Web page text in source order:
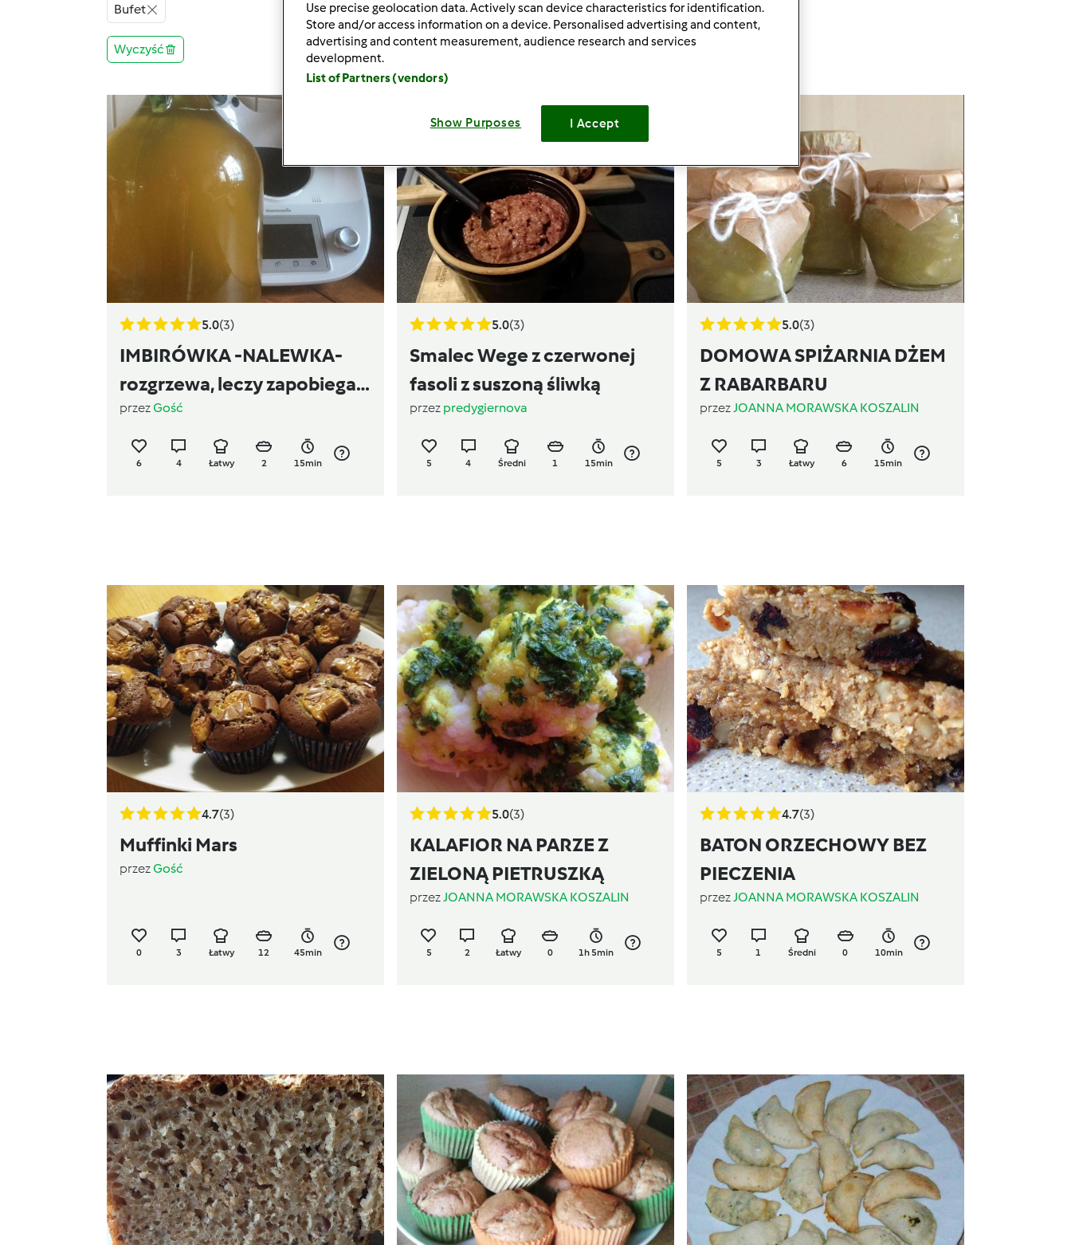
Bufet
Wyczyść
5.0(3)
IMBIRÓWKA -NALEWKA-
rozgrzewa, leczy zapobiega
przeziębieniom
przezGość
6 4 Łatwy 2 15min
5.0(3)
Smalec Wege z czerwonej
fasoli z suszoną śliwką
przez predygiernova
5 4 Średni 1 15min
5.0(3)
DOMOWA SPIŻARNIA DŻEM
Z RABARBARU
przezJOANNA MORAWSKA KOSZALIN
5 3 Łatwy 6 15min
4.7(3)
Muffinki Mars
przezGość
0 3 Łatwy 12 45min
5.0(3)
KALAFIOR NA PARZE Z
ZIELONĄ PIETRUSZKĄ
przezJOANNA MORAWSKA KOSZALIN
5 2 Łatwy 0 1h 5min
4.7(3)
BATON ORZECHOWY BEZ
PIECZENIA
przezJOANNA MORAWSKA KOSZALIN
5 1 Średni 0 10min
Use precise geolocation data. Actively scan device characteristics for identification.
Store and/or access information on a device. Personalised advertising and content,
advertising and content measurement, audience research and services
development.
List of Partners (vendors)
Show Purposes I Accept